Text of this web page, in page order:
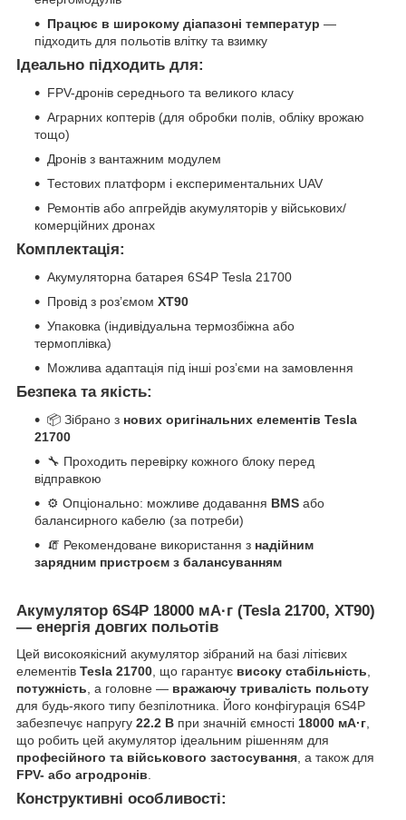
Працює в широкому діапазоні температур —
підходить для польотів влітку та взимку
Ідеально підходить для:
FPV-дронів середнього та великого класу
Аграрних коптерів (для обробки полів, обліку врожаю
тощо)
Дронів з вантажним модулем
Тестових платформ і експериментальних UAV
Ремонтів або апгрейдів акумуляторів у військових/
комерційних дронах
Комплектація:
Акумуляторна батарея 6S4P Tesla 21700
Провід з роз’ємом XT90
Упаковка (індивідуальна термозбіжна або
термоплівка)
Можлива адаптація під інші роз’єми на замовлення
Безпека та якість:
📦 Зібрано з нових оригінальних елементів Tesla
21700
🔧 Проходить перевірку кожного блоку перед
відправкою
⚙️ Опціонально: можливе додавання BMS або
балансирного кабелю (за потреби)
🧯 Рекомендоване використання з надійним
зарядним пристроєм з балансуванням
Акумулятор 6S4P 18000 мА·г (Tesla 21700, XT90)
— енергія довгих польотів
Цей високоякісний акумулятор зібраний на базі літієвих
елементів Tesla 21700, що гарантує високу стабільність,
потужність, а головне — вражаючу тривалість польоту
для будь-якого типу безпілотника. Його конфігурація 6S4P
забезпечує напругу 22.2 В при значній ємності 18000 мА·г,
що робить цей акумулятор ідеальним рішенням для
професійного та військового застосування, а також для
FPV- або агродронів.
Конструктивні особливості: